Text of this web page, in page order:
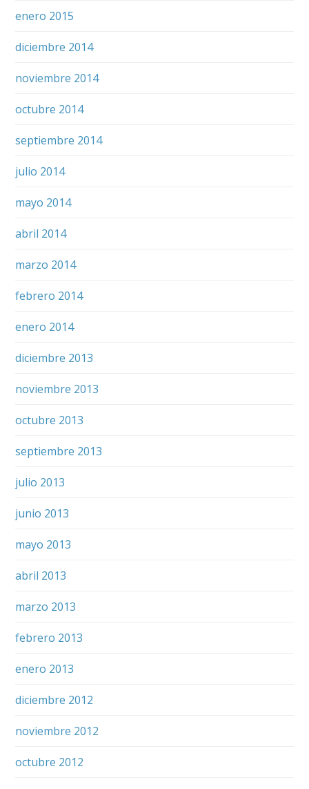
enero 2015
diciembre 2014
noviembre 2014
octubre 2014
septiembre 2014
julio 2014
mayo 2014
abril 2014
marzo 2014
febrero 2014
enero 2014
diciembre 2013
noviembre 2013
octubre 2013
septiembre 2013
julio 2013
junio 2013
mayo 2013
abril 2013
marzo 2013
febrero 2013
enero 2013
diciembre 2012
noviembre 2012
octubre 2012